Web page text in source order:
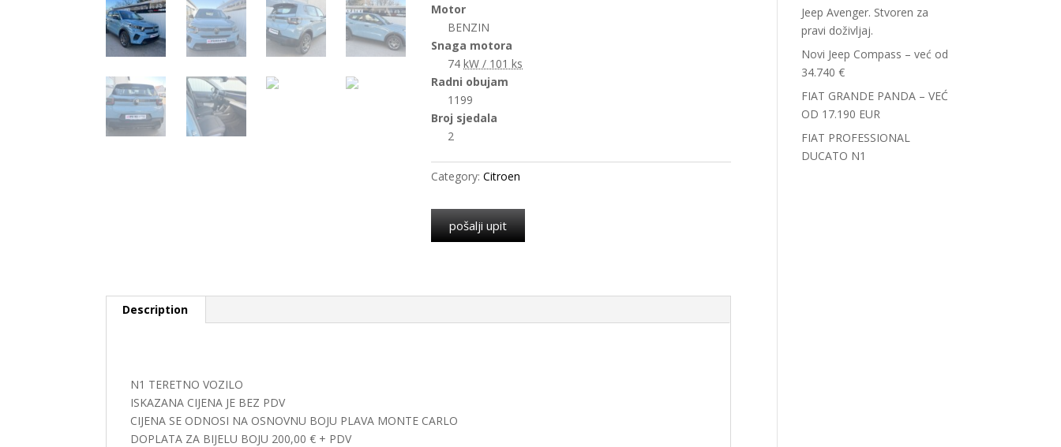
Motor
BENZIN
Snaga motora
74kW / 101 ks
Radni obujam
1199
Broj sjedala
2
Category:Citroen
pošalji upit
Description
N1 TERETNO VOZILO
ISKAZANA CIJENA JE BEZ PDV
CIJENA SE ODNOSI NA OSNOVNU BOJU PLAVA MONTE CARLO
DOPLATA ZA BIJELU BOJU 200,00 € + PDV
Jeep Avenger. Stvoren za
pravi doživljaj.
Novi Jeep Compass – već od
34.740 €
FIAT GRANDE PANDA – VEĆ
OD 17.190 EUR
FIAT PROFESSIONAL
DUCATO N1